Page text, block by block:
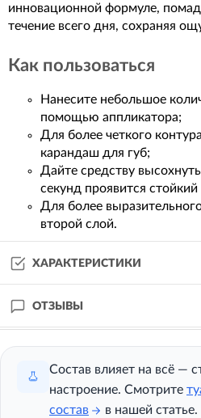
инновационной формуле,
течение всего дня, сохраняя
Как пользоваться
Нанесите небольшое
помощью аппликатора;
Для более четкого
карандаш для губ;
Дайте средству
секунд проявится
Для более
второй слой.
ХАРАКТЕРИСТИКИ
ОТЗЫВЫ
Состав влияет на всё —
настроение. Смотрите
состав
в нашей статье.